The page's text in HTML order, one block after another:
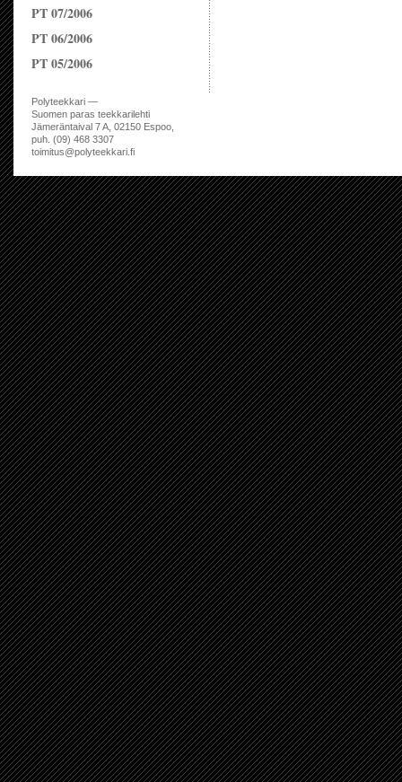
PT 07/2006
PT 06/2006
PT 05/2006
Polyteekkari —
Suomen paras teekkarilehti
Jämeräntaival 7 A, 02150 Espoo,
puh. (09) 468 3307
toimitus@polyteekkari.fi